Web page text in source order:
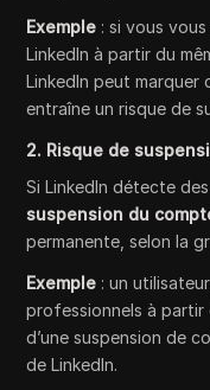
Exemple : si vous
LinkedIn à partir du
LinkedIn peut marquer
entraîne un risque de
2. Risque de
Si LinkedIn détecte
suspension du
permanente, selon la
Exemple : un
professionnels à partir
d’une suspension de
de LinkedIn.